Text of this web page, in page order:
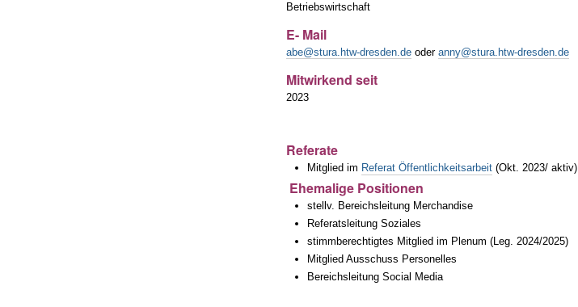
Betriebswirtschaft
E- Mail
abe@stura.htw-dresden.de oderanny@stura.htw-dresden.de
Mitwirkend seit
2023
Referate
Mitglied im Referat Öffentlichkeitsarbeit(Okt. 2023/ aktiv)
Ehemalige Positionen
stellv. Bereichsleitung Merchandise
Referatsleitung Soziales
stimmberechtigtes Mitglied im Plenum (Leg. 2024/2025)
Mitglied Ausschuss Personelles
Bereichsleitung Social Media